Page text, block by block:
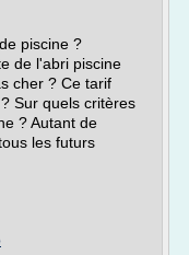
piscine ?
de l'abri piscine
cher ? Ce tarif
Sur quels critères
? Autant de
les futurs